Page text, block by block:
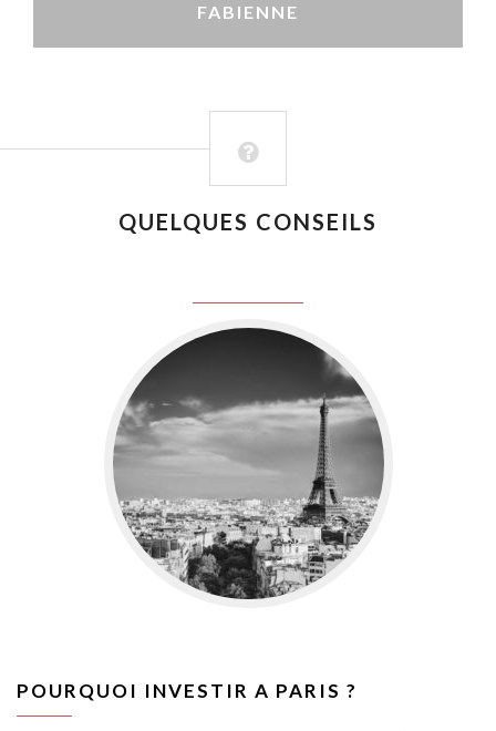
FABIENNE
QUELQUES CONSEILS
POURQUOI INVESTIR A PARIS ?